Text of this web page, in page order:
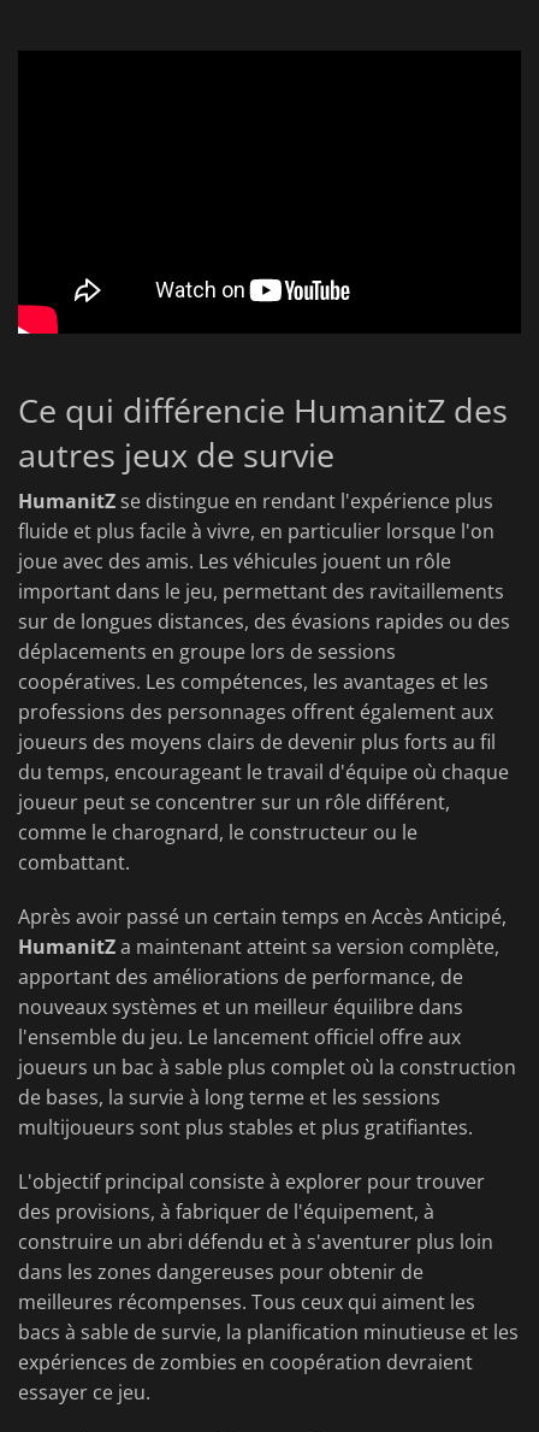
Ce qui différencie HumanitZ des
autres jeux de survie
HumanitZ se distingue en rendant l'expérience plus
fluide et plus facile à vivre, en particulier lorsque l'on
joue avec des amis. Les véhicules jouent un rôle
important dans le jeu, permettant des ravitaillements
sur de longues distances, des évasions rapides ou des
déplacements en groupe lors de sessions
coopératives. Les compétences, les avantages et les
professions des personnages offrent également aux
joueurs des moyens clairs de devenir plus forts au fil
du temps, encourageant le travail d'équipe où chaque
joueur peut se concentrer sur un rôle différent,
comme le charognard, le constructeur ou le
combattant.
Après avoir passé un certain temps en Accès Anticipé,
HumanitZa maintenant atteint sa version complète,
apportant des améliorations de performance, de
nouveaux systèmes et un meilleur équilibre dans
l'ensemble du jeu. Le lancement officiel offre aux
joueurs un bac à sable plus complet où la construction
de bases, la survie à long terme et les sessions
multijoueurs sont plus stables et plus gratifiantes.
L'objectif principal consiste à explorer pour trouver
des provisions, à fabriquer de l'équipement, à
construire un abri défendu et à s'aventurer plus loin
dans les zones dangereuses pour obtenir de
meilleures récompenses. Tous ceux qui aiment les
bacs à sable de survie, la planification minutieuse et les
expériences de zombies en coopération devraient
essayer ce jeu.